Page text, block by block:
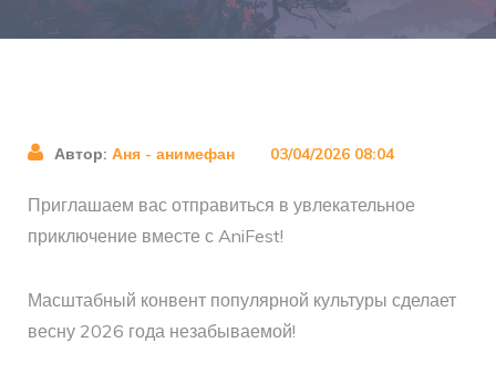
Автор: Аня - анимефан 03/04/2026 08:04
Приглашаем вас отправиться в увлекательное
приключение вместе с AniFest!
Масштабный конвент популярной культуры сделает
весну 2026 года незабываемой!